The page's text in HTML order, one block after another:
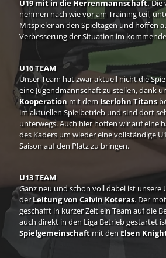
U19 mit in die Herrenmannschaft.Die
nehmen nach wie vor am Training teil,
Mitspieler an den Spieltagen und hoffen
Verbesserung der Situation im
U16 TEAM
Unser Team hat zwar aktuell nicht die
eine Jugendmannschaft zu stellen, dank
Kooperationmit demIserlohn Titans
im aktuellen Spielbetrieb und sind dort
unterwegs. Auch hier hoffen wir auf eine
des Kaders um wieder eine vollständige
Saison auf den Platz zu bringen.
U13TEAM
Ganz neu und schon voll dabei ist unsere
derLeitung von Calvin Koteras. Der
geschafft in kurzer Zeit ein Team auf die
auch direkt in den Liga Betrieb gestartet
Spielgemeinschaft mit denElsen